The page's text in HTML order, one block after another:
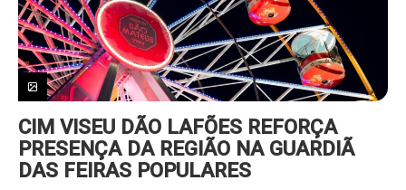
CIM VISEU DÃO LAFÕES REFORÇA
PRESENÇA DA REGIÃO NA GUARDIÃ
DAS FEIRAS POPULARES